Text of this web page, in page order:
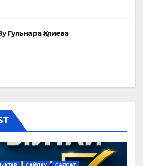
Гульнара Қалиева